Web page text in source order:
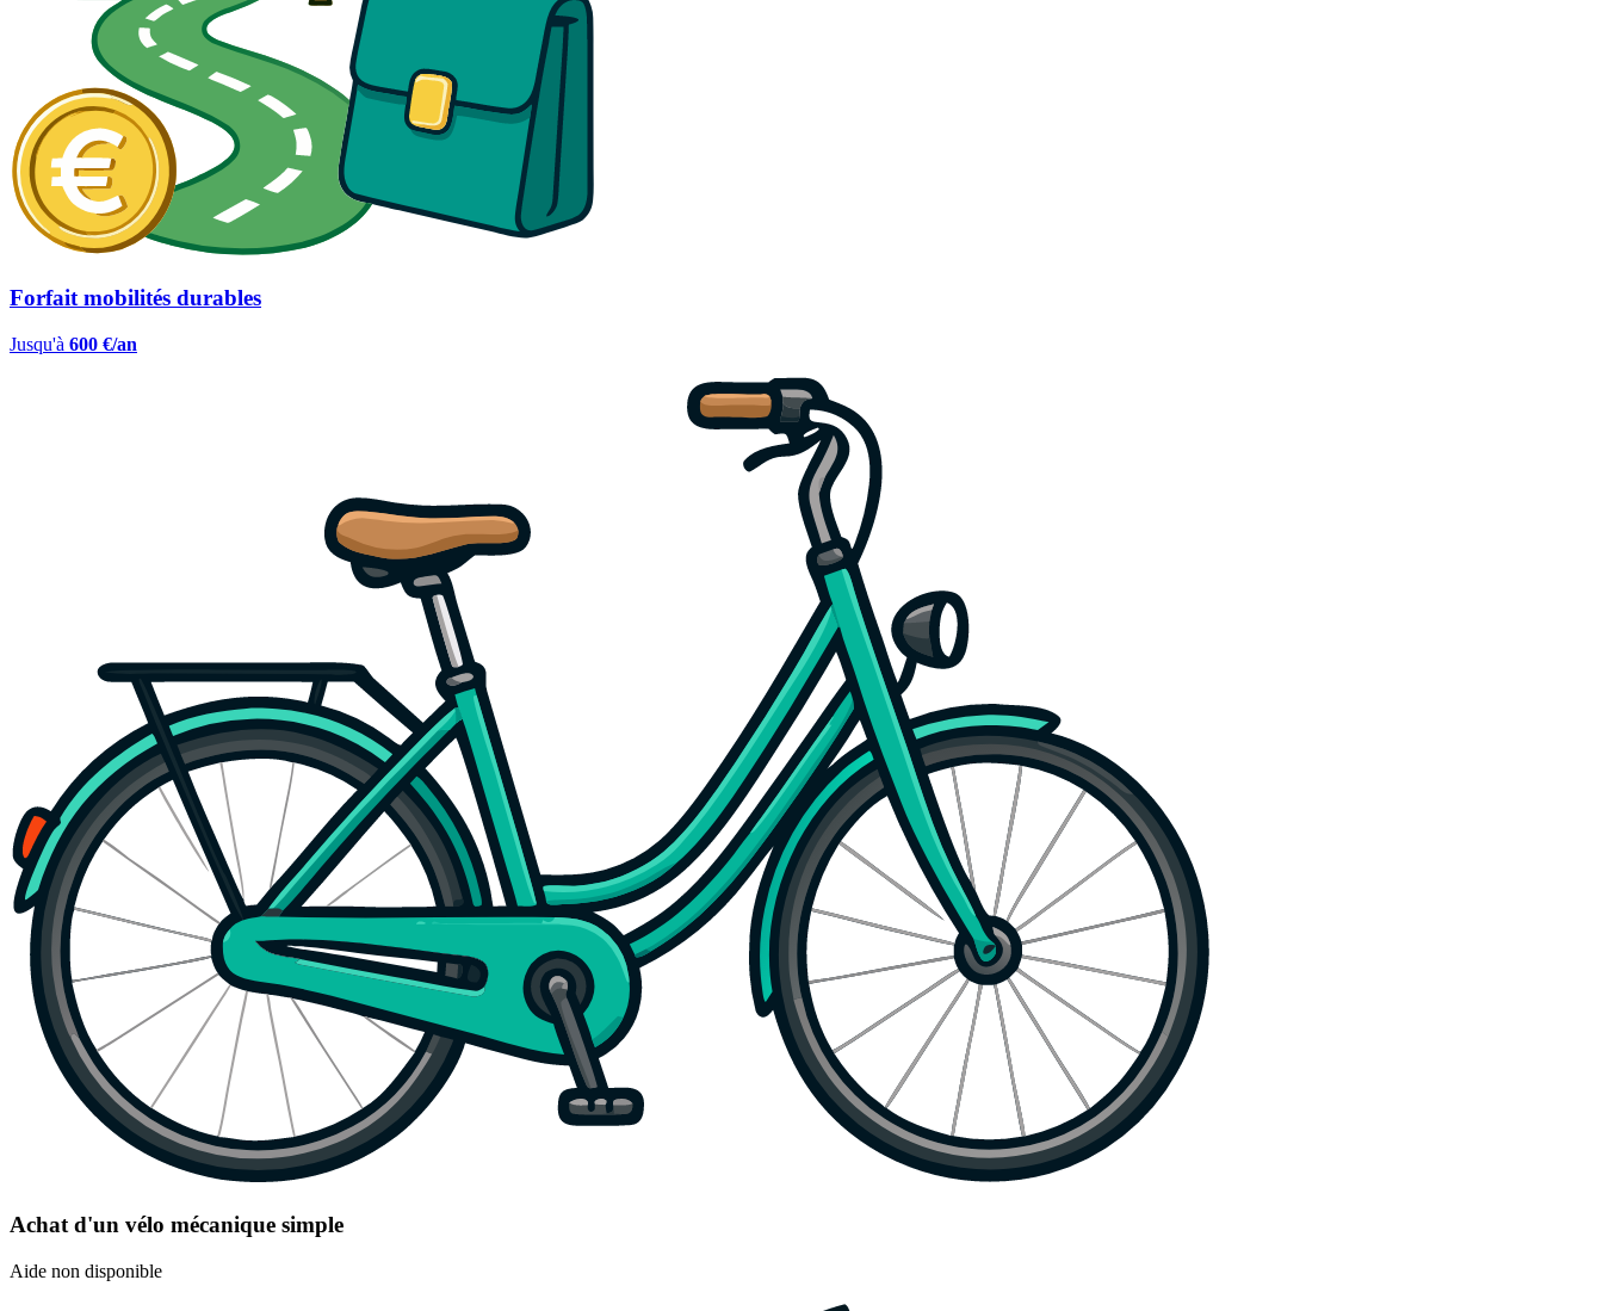
Forfait mobilités durables
Jusqu'à 600 €/an
Achat d'un vélo mécanique simple
Aide non disponible